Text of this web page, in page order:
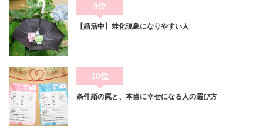
9位
【婚活中】蛙化現象になりやすい人
10位
条件婚の罠と、本当に幸せになる人の選び方